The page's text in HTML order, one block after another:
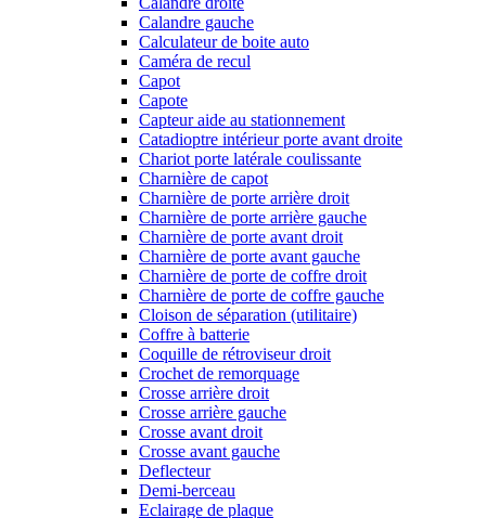
Calandre gauche
Calculateur de boite auto
Caméra de recul
Capot
Capote
Capteur aide au stationnement
Catadioptre intérieur porte avant droite
Chariot porte latérale coulissante
Charnière de capot
Charnière de porte arrière droit
Charnière de porte arrière gauche
Charnière de porte avant droit
Charnière de porte avant gauche
Charnière de porte de coffre droit
Charnière de porte de coffre gauche
Cloison de séparation (utilitaire)
Coffre à batterie
Coquille de rétroviseur droit
Crochet de remorquage
Crosse arrière droit
Crosse arrière gauche
Crosse avant droit
Crosse avant gauche
Deflecteur
Demi-berceau
Eclairage de plaque